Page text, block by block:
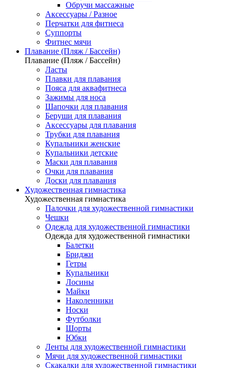
Обручи массажные
Аксессуары / Разное
Перчатки для фитнеса
Суппорты
Фитнес мячи
Плавание (Пляж / Бассейн)
Плавание (Пляж / Бассейн)
Ласты
Плавки для плавания
Пояса для аквафитнеса
Зажимы для носа
Шапочки для плавания
Беруши для плавания
Аксессуары для плавания
Трубки для плавания
Купальники женские
Купальники детские
Маски для плавания
Очки для плавания
Доски для плавания
Художественная гимнастика
Художественная гимнастика
Палочки для художественной гимнастики
Чешки
Одежда для художественной гимнастики
Одежда для художественной гимнастики
Балетки
Бриджи
Гетры
Купальники
Лосины
Майки
Наколенники
Носки
Футболки
Шорты
Юбки
Ленты для художественной гимнастики
Мячи для художественной гимнастики
Скакалки для художественной гимнастики